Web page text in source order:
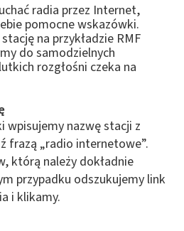
radia przez Internet,
pomocne wskazówki.
na przykładzie RMF
do samodzielnych
rozgłośni czeka na
wpisujemy nazwę stacji z
frazą „radio internetowe”.
którą należy dokładnie
przypadku odszukujemy link
i klikamy.